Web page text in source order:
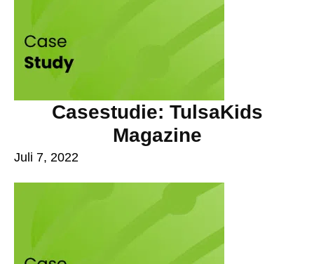
Casestudie: TulsaKids
Magazine
Juli 7, 2022